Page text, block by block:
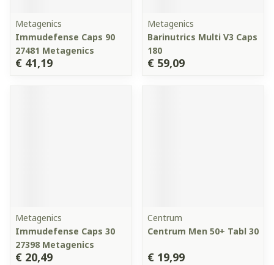
Metagenics
Immudefense Caps 90
27481 Metagenics
€ 41,19
Metagenics
Barinutrics Multi V3 Caps
180
€ 59,09
Metagenics
Immudefense Caps 30
27398 Metagenics
€ 20,49
Centrum
Centrum Men 50+ Tabl 30
€ 19,99